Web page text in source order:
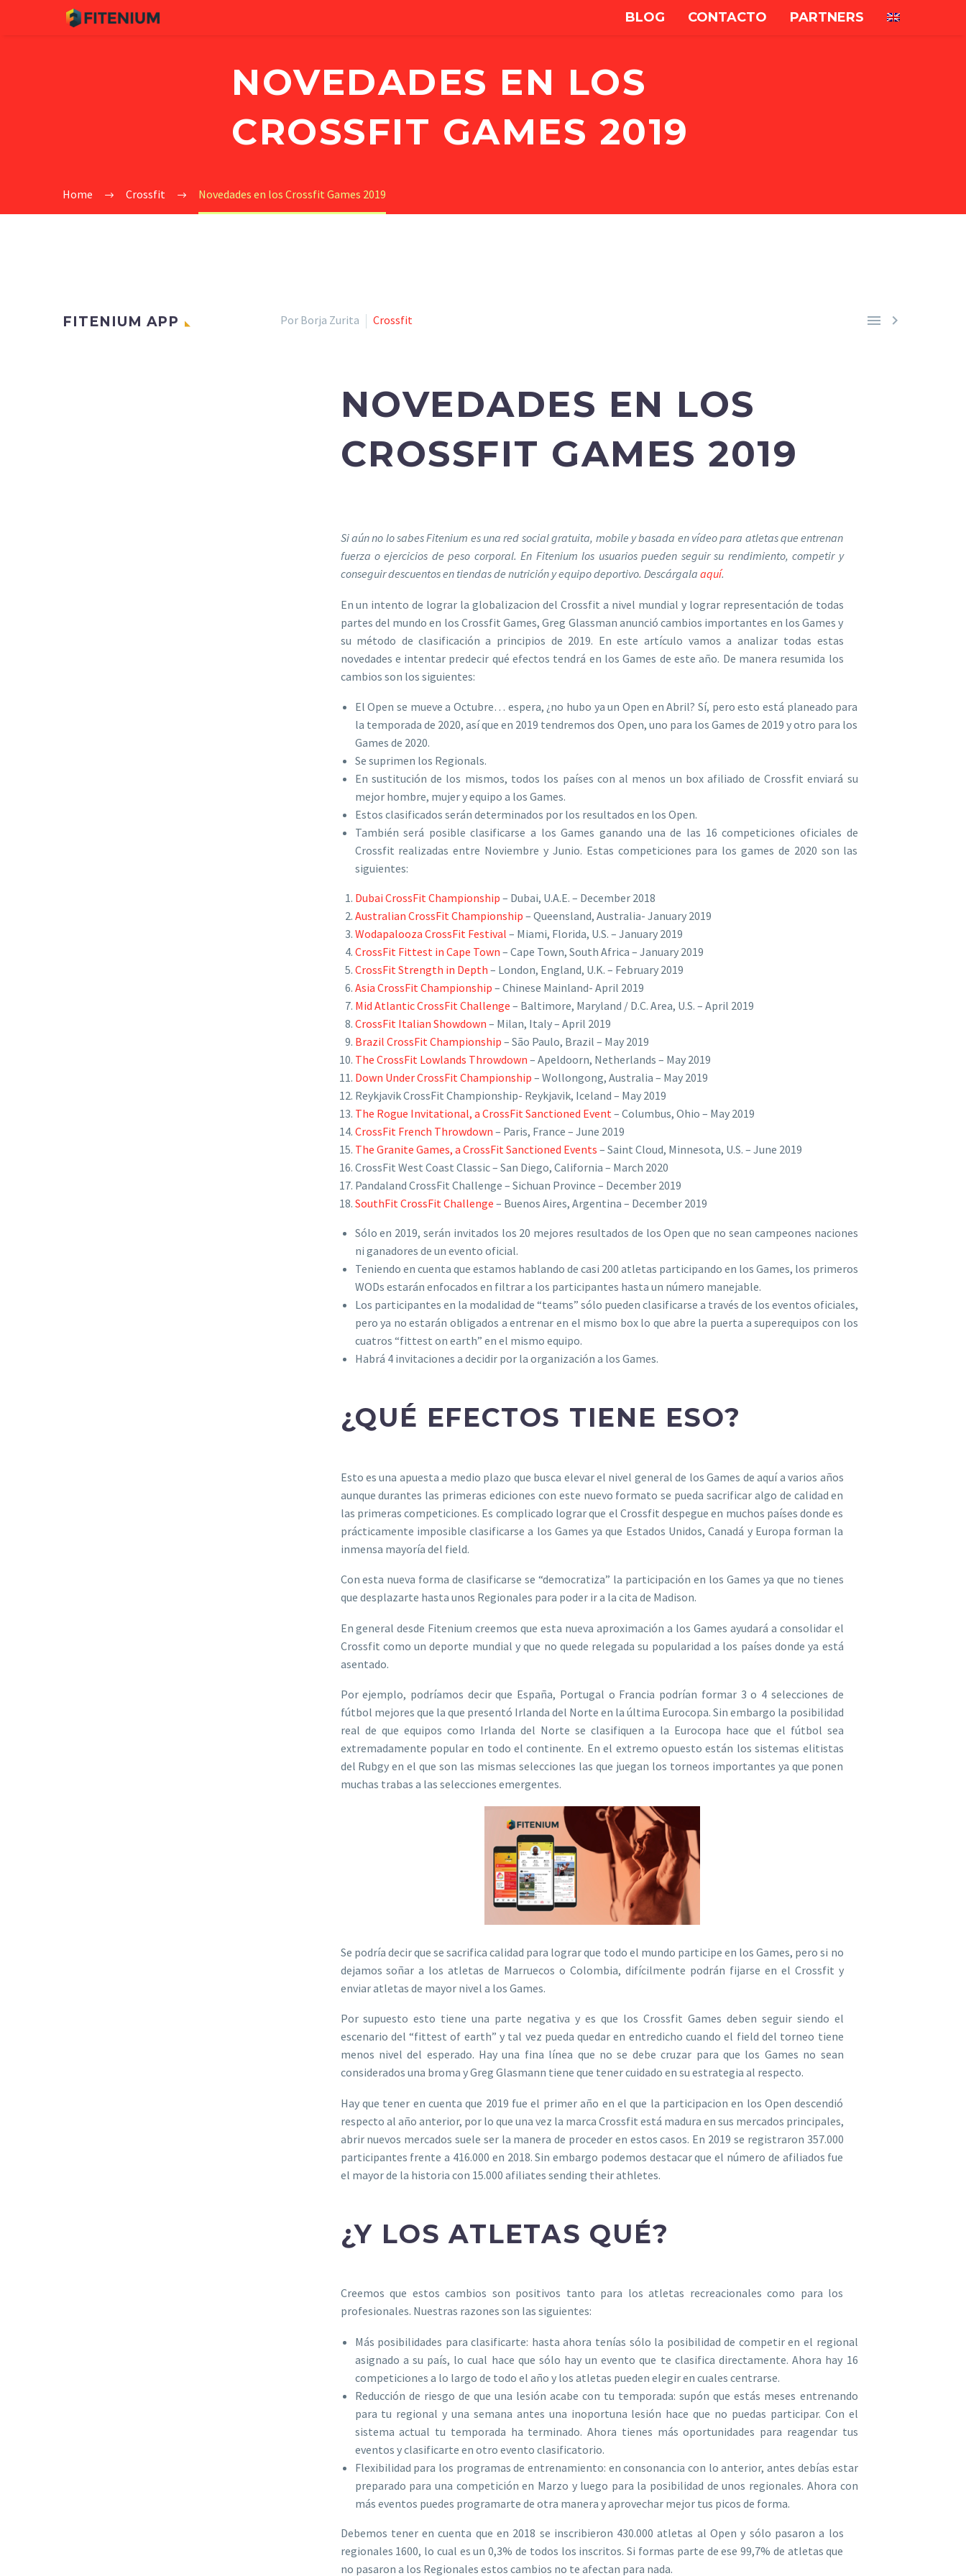
BLOG CONTACTO PARTNERS
NOVEDADES EN LOS
CROSSFIT GAMES 2019
Home Crossfit Novedades en los Crossfit Games 2019
 
Por Borja Zurita Crossfit
NOVEDADES EN LOS
CROSSFIT GAMES 2019
Si aún no lo sabes Fitenium es una red social gratuita, mobile y basada en vídeo para atletas que entrenan
fuerza o ejercicios de peso corporal. En Fitenium los usuarios pueden seguir su rendimiento, competir y
conseguir descuentos en tiendas de nutrición y equipo deportivo. Descárgala aquí.
En un intento de lograr la globalizacion del Crossfit a nivel mundial y lograr representación de todas
partes del mundo en los Crossfit Games, Greg Glassman anunció cambios importantes en los Games y
su método de clasificación a principios de 2019. En este artículo vamos a analizar todas estas
novedades e intentar predecir qué efectos tendrá en los Games de este año. De manera resumida los
cambios son los siguientes:
El Open se mueve a Octubre… espera, ¿no hubo ya un Open en Abril? Sí, pero esto está planeado para
la temporada de 2020, así que en 2019 tendremos dos Open, uno para los Games de 2019 y otro para los
Games de 2020.
Se suprimen los Regionals.
En sustitución de los mismos, todos los países con al menos un box afiliado de Crossfit enviará su
mejor hombre, mujer y equipo a los Games.
Estos clasificados serán determinados por los resultados en los Open.
También será posible clasificarse a los Games ganando una de las 16 competiciones oficiales de
Crossfit realizadas entre Noviembre y Junio. Estas competiciones para los games de 2020 son las
siguientes:
Dubai CrossFit Championship – Dubai, U.A.E. – December 2018
Australian CrossFit Championship – Queensland, Australia- January 2019
Wodapalooza CrossFit Festival – Miami, Florida, U.S. – January 2019
CrossFit Fittest in Cape Town – Cape Town, South Africa – January 2019
CrossFit Strength in Depth – London, England, U.K. – February 2019
Asia CrossFit Championship – Chinese Mainland- April 2019
Mid Atlantic CrossFit Challenge – Baltimore, Maryland / D.C. Area, U.S. – April 2019
CrossFit Italian Showdown – Milan, Italy – April 2019
Brazil CrossFit Championship – São Paulo, Brazil – May 2019
The CrossFit Lowlands Throwdown – Apeldoorn, Netherlands – May 2019
Down Under CrossFit Championship – Wollongong, Australia – May 2019
Reykjavik CrossFit Championship- Reykjavik, Iceland – May 2019
The Rogue Invitational, a CrossFit Sanctioned Event– Columbus, Ohio – May 2019
CrossFit French Throwdown – Paris, France – June 2019
The Granite Games, a CrossFit Sanctioned Events – Saint Cloud, Minnesota, U.S. – June 2019
CrossFit West Coast Classic – San Diego, California – March 2020
Pandaland CrossFit Challenge – Sichuan Province – December 2019
SouthFit CrossFit Challenge – Buenos Aires, Argentina – December 2019
Sólo en 2019, serán invitados los 20 mejores resultados de los Open que no sean campeones naciones
ni ganadores de un evento oficial.
Teniendo en cuenta que estamos hablando de casi 200 atletas participando en los Games, los primeros
WODs estarán enfocados en filtrar a los participantes hasta un número manejable.
Los participantes en la modalidad de “teams” sólo pueden clasificarse a través de los eventos oficiales,
pero ya no estarán obligados a entrenar en el mismo box lo que abre la puerta a superequipos con los
cuatros “fittest on earth” en el mismo equipo.
Habrá 4 invitaciones a decidir por la organización a los Games.
¿QUÉ EFECTOS TIENE ESO?
Esto es una apuesta a medio plazo que busca elevar el nivel general de los Games de aquí a varios años
aunque durantes las primeras ediciones con este nuevo formato se pueda sacrificar algo de calidad en
las primeras competiciones. Es complicado lograr que el Crossfit despegue en muchos países donde es
prácticamente imposible clasificarse a los Games ya que Estados Unidos, Canadá y Europa forman la
inmensa mayoría del field.
Con esta nueva forma de clasificarse se “democratiza” la participación en los Games ya que no tienes
que desplazarte hasta unos Regionales para poder ir a la cita de Madison.
En general desde Fitenium creemos que esta nueva aproximación a los Games ayudará a consolidar el
Crossfit como un deporte mundial y que no quede relegada su popularidad a los países donde ya está
asentado.
Por ejemplo, podríamos decir que España, Portugal o Francia podrían formar 3 o 4 selecciones de
fútbol mejores que la que presentó Irlanda del Norte en la última Eurocopa. Sin embargo la posibilidad
real de que equipos como Irlanda del Norte se clasifiquen a la Eurocopa hace que el fútbol sea
extremadamente popular en todo el continente. En el extremo opuesto están los sistemas elitistas
del Rubgy en el que son las mismas selecciones las que juegan los torneos importantes ya que ponen
muchas trabas a las selecciones emergentes.
Se podría decir que se sacrifica calidad para lograr que todo el mundo participe en los Games, pero si no
dejamos soñar a los atletas de Marruecos o Colombia, difícilmente podrán fijarse en el Crossfit y
enviar atletas de mayor nivel a los Games.
Por supuesto esto tiene una parte negativa y es que los Crossfit Games deben seguir siendo el
escenario del “fittest of earth” y tal vez pueda quedar en entredicho cuando el field del torneo tiene
menos nivel del esperado. Hay una fina línea que no se debe cruzar para que los Games no sean
considerados una broma y Greg Glasmann tiene que tener cuidado en su estrategia al respecto.
Hay que tener en cuenta que 2019 fue el primer año en el que la participacion en los Open descendió
respecto al año anterior, por lo que una vez la marca Crossfit está madura en sus mercados principales,
abrir nuevos mercados suele ser la manera de proceder en estos casos. En 2019 se registraron 357.000
participantes frente a 416.000 en 2018. Sin embargo podemos destacar que el número de afiliados fue
el mayor de la historia con 15.000 afiliates sending their athletes.
¿Y LOS ATLETAS QUÉ?
Creemos que estos cambios son positivos tanto para los atletas recreacionales como para los
profesionales. Nuestras razones son las siguientes:
Más posibilidades para clasificarte: hasta ahora tenías sólo la posibilidad de competir en el regional
asignado a su país, lo cual hace que sólo hay un evento que te clasifica directamente. Ahora hay 16
competiciones a lo largo de todo el año y los atletas pueden elegir en cuales centrarse.
Reducción de riesgo de que una lesión acabe con tu temporada: supón que estás meses entrenando
para tu regional y una semana antes una inoportuna lesión hace que no puedas participar. Con el
sistema actual tu temporada ha terminado. Ahora tienes más oportunidades para reagendar tus
eventos y clasificarte en otro evento clasificatorio.
Flexibilidad para los programas de entrenamiento: en consonancia con lo anterior, antes debías estar
preparado para una competición en Marzo y luego para la posibilidad de unos regionales. Ahora con
más eventos puedes programarte de otra manera y aprovechar mejor tus picos de forma.
Debemos tener en cuenta que en 2018 se inscribieron 430.000 atletas al Open y sólo pasaron a los
regionales 1600, lo cual es un 0,3% de todos los inscritos. Si formas parte de ese 99,7% de atletas que
no pasaron a los Regionales estos cambios no te afectan para nada.
FITENIUM APP